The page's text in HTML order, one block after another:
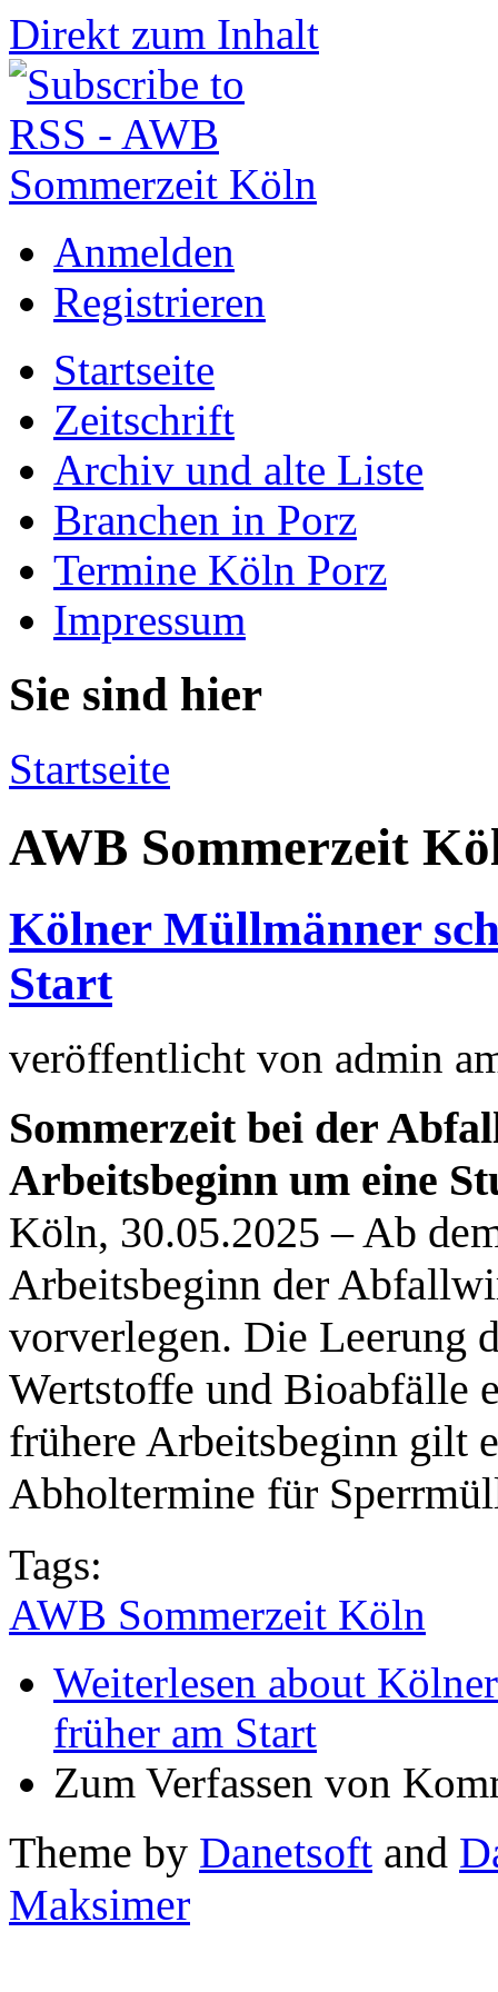
Direkt zum Inhalt
Anmelden
Registrieren
Startseite
Zeitschrift
Archiv und alte Liste
Branchen in Porz
Termine Köln Porz
Impressum
Sie sind hier
Startseite
AWB Sommerzeit
Kölner Müllmänner
Start
veröffentlicht von admin
Sommerzeit bei der
Arbeitsbeginn um eine
Köln, 30.05.2025 – Ab
Arbeitsbeginn der
vorverlegen. Die Leerung
Wertstoffe und Bioabfälle
frühere Arbeitsbeginn gilt
Abholtermine für
Tags:
AWB Sommerzeit Köln
Weiterlesen about
früher am Start
Zum Verfassen von
Theme by Danetsoft and
Maksimer